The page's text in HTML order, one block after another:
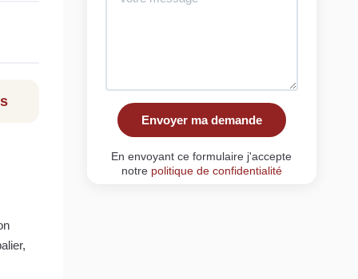
Envoyer ma demande
En envoyant ce formulaire j'accepte
notre politique de confidentialité